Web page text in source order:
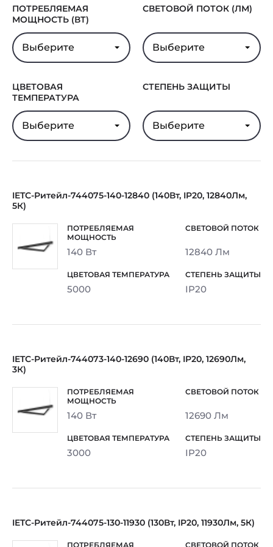
ПОТРЕБЛЯЕМАЯ
МОЩНОСТЬ (ВТ)
Выберите
СВЕТОВОЙ ПОТОК (ЛМ)
Выберите
ЦВЕТОВАЯ
ТЕМПЕРАТУРА
Выберите
СТЕПЕНЬ ЗАЩИТЫ
Выберите
IETC-Ритейл-744075-140-12840 (140Вт, IP20, 12840Лм,
5К)
140 Вт 12840 Лм
5000 IP20
IETC-Ритейл-744073-140-12690 (140Вт, IP20, 12690Лм,
3К)
140 Вт 12690 Лм
3000 IP20
IETC-Ритейл-744075-130-11930 (130Вт, IP20, 11930Лм, 5К)